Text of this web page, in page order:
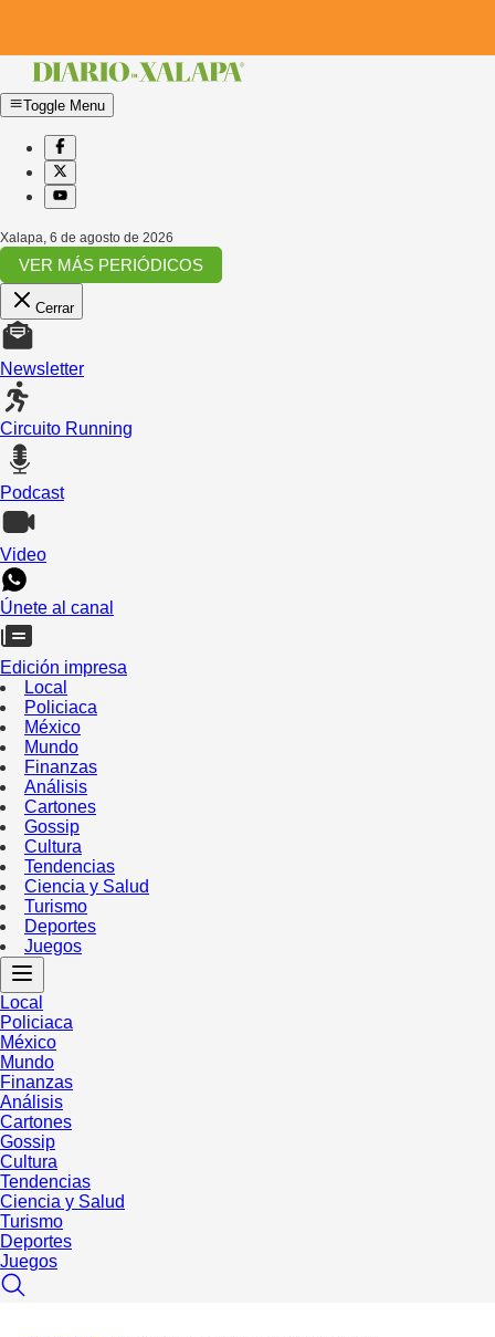
Toggle Menu
Xalapa, 6 de agosto de 2026
VER MÁS PERIÓDICOS
Cerrar
Newsletter
Circuito Running
Podcast
Video
Únete al canal
Edición impresa
Local
Policiaca
México
Mundo
Finanzas
Análisis
Cartones
Gossip
Cultura
Tendencias
Ciencia y Salud
Turismo
Deportes
Juegos
Local
Policiaca
México
Mundo
Finanzas
Análisis
Cartones
Gossip
Cultura
Tendencias
Ciencia y Salud
Turismo
Deportes
Juegos